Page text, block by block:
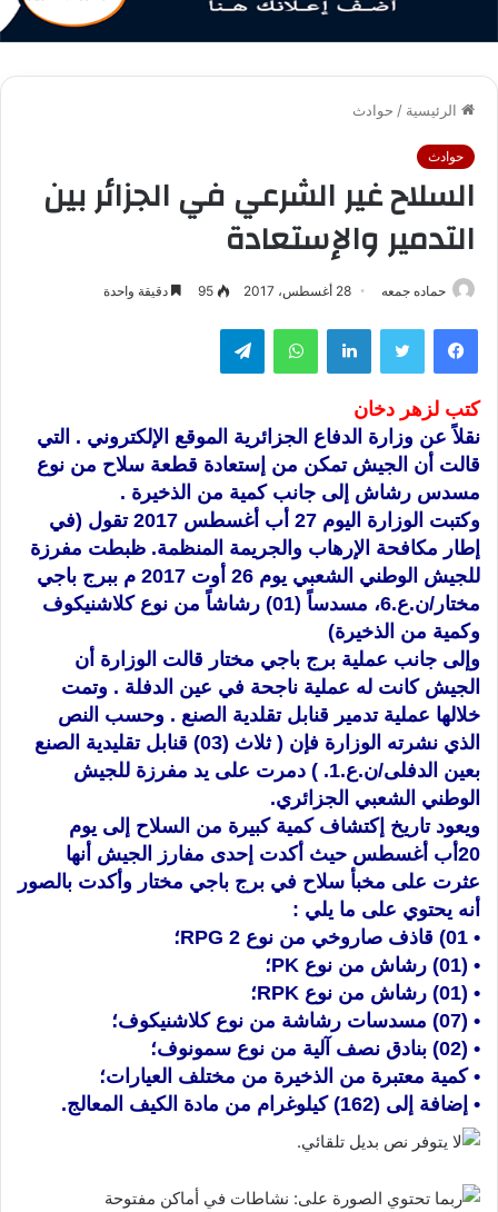
الرئيسية / حوادث
حوادث
السلاح غير الشرعي في الجزائر بين
التدمير والإستعادة
حماده جمعه 28 أغسطس، 2017 95 دقيقة واحدة
فيسبوك تويتر لينكدإن واتساب تيلقرام
كتب لزهر دخان
نقلاً عن وزارة الدفاع الجزائرية الموقع الإلكتروني . التي
قالت أن الجيش تمكن من إستعادة قطعة سلاح من نوع
مسدس رشاش إلى جانب كمية من الذخيرة .
وكتبت الوزارة اليوم 27 أب أغسطس 2017 تقول (في
إطار مكافحة الإرهاب والجريمة المنظمة. ظبطت مفرزة
للجيش الوطني الشعبي يوم 26 أوت 2017 م ببرج باجي
مختار/ن.ع.6، مسدساً (01) رشاشاً من نوع كلاشنيكوف
وكمية من الذخيرة)
وإلى جانب عملية برج باجي مختار قالت الوزارة أن
الجيش كانت له عملية ناجحة في عين الدفلة . وتمت
خلالها عملية تدمير قنابل تقلدية الصنع . وحسب النص
الذي نشرته الوزارة فإن ( ثلاث (03) قنابل تقليدية الصنع
بعين الدفلى/ن.ع.1. ) دمرت على يد مفرزة للجيش
الوطني الشعبي الجزائري.
ويعود تاريخ إكتشاف كمية كبيرة من السلاح إلى يوم
20أب أغسطس حيث أكدت إحدى مفارز الجيش أنها
عثرت على مخبأ سلاح في برج باجي مختار وأكدت بالصور
أنه يحتوي على ما يلي :
• 01) قاذف صاروخي من نوع RPG 2؛
• (01) رشاش من نوع PK؛
• (01) رشاش من نوع RPK؛
• (07) مسدسات رشاشة من نوع كلاشنيكوف؛
• (02) بنادق نصف آلية من نوع سمونوف؛
• كمية معتبرة من الذخيرة من مختلف العيارات؛
• إضافة إلى (162) كيلوغرام من مادة الكيف المعالج.